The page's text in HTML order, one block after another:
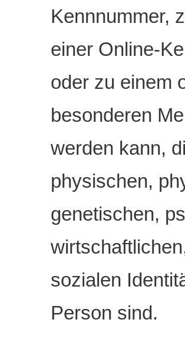
Kennnummer,
einer Online-
oder zu einem
besonderen
werden kann,
physischen,
genetischen,
sozialen
Person sind.